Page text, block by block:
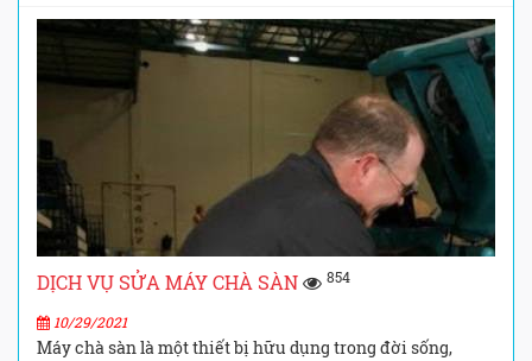
DỊCH VỤ SỬA MÁY CHÀ SÀN 854
10/29/2021
Máy chà sàn là một thiết bị hữu dụng trong đời sống,